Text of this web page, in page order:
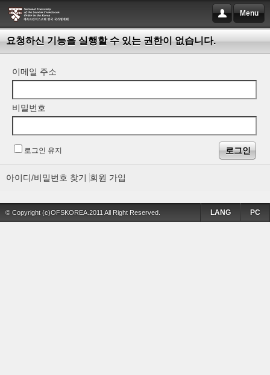
Menu
요청하신 기능을 실행할 수 있는 권한이 없습니다.
이메일 주소
비밀번호
로그인 유지
아이디/비밀번호 찾기 회원 가입
© Copyright (c)OFSKOREA.2011 All Right Reserved. PC
LANG